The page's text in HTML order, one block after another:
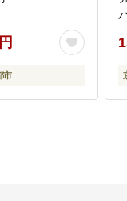
市